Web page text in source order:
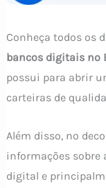
Conheça todos os
bancos digitais no
possui para abrir
carteiras de
Além disso, no
informações sobre
digital e